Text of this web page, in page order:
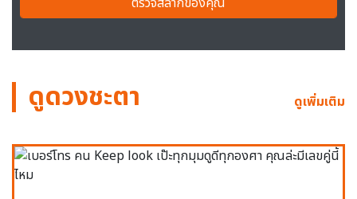
ดูดวงชะตา ดูเพิ่มเติม